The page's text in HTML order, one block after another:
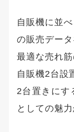
自販機に並
の販売データ
最適な売れ
自販機2台設
2台置きにす
としての魅